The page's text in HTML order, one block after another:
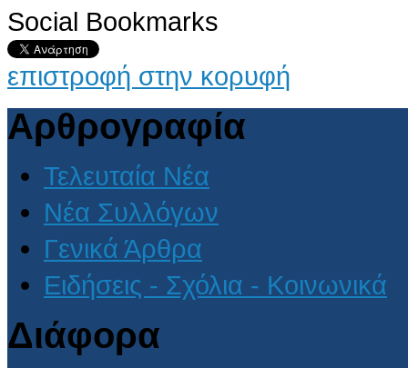
AdmirorGallery 4.5.0, author/s Vasiljevski& Kekeljevic
Social Bookmarks
επιστροφή στην κορυφή
Αρθρογραφία
Τελευταία Νέα
Νέα Συλλόγων
Γενικά Άρθρα
Ειδήσεις - Σχόλια - Κοινωνικά
Διάφορα